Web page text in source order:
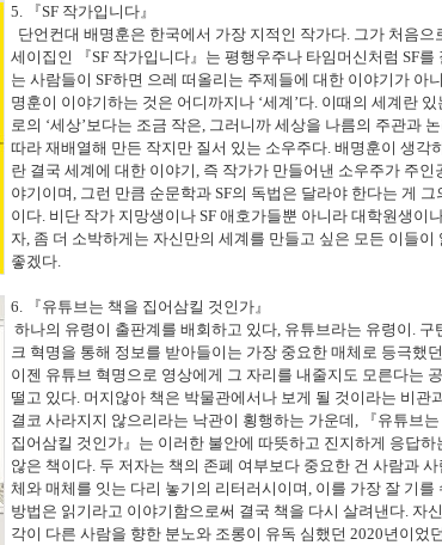
5. 『SF 작가입니다』
단언컨대 배명훈은 한국에서 가장 지적인 작가다. 그가 처음으
세이집인
『SF 작가입니다』 는 평행우주나 타임머신처럼 SF를
는 사람들이 SF하면 으레 떠올리는 주제들에 대한 이야기가 아
명훈이 이야기하는 것은 어디까지나 ‘세계 ’다. 이때의 세계란 있
로의 ‘세상’보다는 조금 작은, 그러니까 세상을 나름의 주관과
따라 재배열해 만든 작지만 질서 있는 소우주다. 배명훈이 생각
란 결국 세계에 대한 이야기, 즉 작가가 만들어낸 소우주가 주인
야기이며, 그런 만큼 순문학과 SF의 독법은 달라야 한다는 게 그
이다. 비단 작가 지망생이나 SF 애호가들뿐 아니라 대학원생이
자, 좀 더 소박하게는 자신만의 세계를 만들고 싶은 모든 이들이
좋겠다.
6. 『유튜브는 책을 집어삼킬 것인가』
하나의 유령이 출판계를 배회하고 있다, 유튜브라는 유령이 . 구
크 혁명을 통해 정보를 받아들이는 가장 중요한 매체로 등극했
이젠 유튜브 혁명으로 영상에게 그 자리를 내줄지도 모른다는
떨고 있다. 머지않아 책은 박물관에서나 보게 될 것이라는 비관
결코 사라지지 않으리라는 낙관이 횡행하는 가운데, 『유튜브
집어삼킬 것인가』 는 이러한 불안에 따뜻하고 진지하게 응답하
않은 책이다. 두 저자는 책의 존폐 여부보다 중요한 건 사람과 사
체와 매체를 잇는 다리 놓기의 리터러시이며, 이를 가장 잘 기를
방법은 읽기라고 이야기함으로써 결국 책을 다시 살려낸다. 자
각이 다른 사람을 향한 분노와 조롱이 유독 심했던 2020년이었